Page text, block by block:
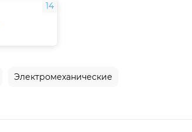
14
Электромеханические